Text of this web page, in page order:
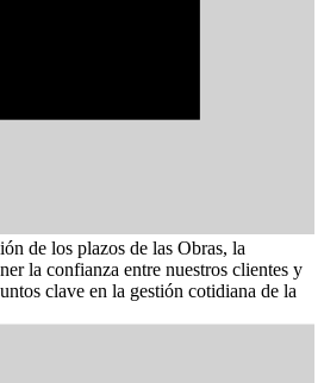
de los plazos de las Obras, la
la confianza entre nuestros clientes y
clave en la gestión cotidiana de la